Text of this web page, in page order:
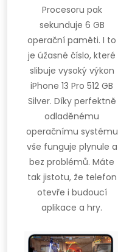
Procesoru pak
sekunduje 6 GB
operační paměti. I to
je úžasné číslo, které
slibuje vysoký výkon
iPhone 13 Pro 512 GB
Silver. Díky perfektně
odladěnému
operačnímu systému
vše funguje plynule a
bez problémů. Máte
tak jistotu, že telefon
otevře i budoucí
aplikace a hry.